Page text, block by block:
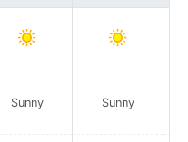
Sunny Sunny